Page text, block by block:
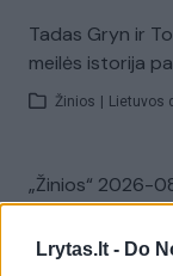
Lrytas.lt - Do
Tadas Gryn ir
meilės istorija
Žinios Lietuvos
„Žinios“ 2026-